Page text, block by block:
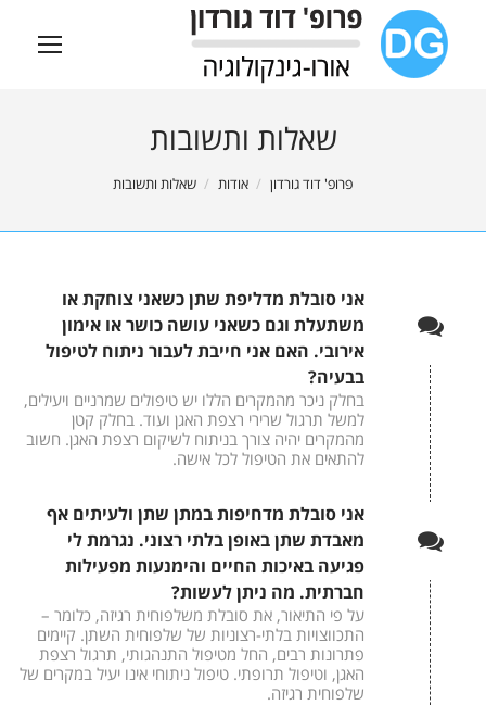
שאלות ותשובות
פרופ' דוד גורדון אודות שאלות ותשובות
אני סובלת מדליפת שתן כשאני צוחקת או
משתעלת וגם כשאני עושה כושר או אימון
אירובי. האם אני חייבת לעבור ניתוח לטיפול
בבעיה?
בחלק ניכר מהמקרים הללו יש טיפולים שמרניים ויעילים,
למשל תרגול שרירי רצפת האגן ועוד. בחלק קטן
מהמקרים יהיה צורך בניתוח לשיקום רצפת האגן. חשוב
להתאים את הטיפול לכל אישה.
אני סובלת מדחיפות במתן שתן ולעיתים אף
מאבדת שתן באופן בלתי רצוני. נגרמת לי
פגיעה באיכות החיים והימנעות מפעילות
חברתית. מה ניתן לעשות?
על פי התיאור, את סובלת משלפוחית רגיזה, כלומר –
התכווצויות בלתי-רצוניות של שלפוחית השתן. קיימים
פתרונות רבים, החל מטיפול התנהגותי, תרגול רצפת
האגן, וטיפול תרופתי. טיפול ניתוחי אינו יעיל במקרים של
שלפוחית רגיזה.